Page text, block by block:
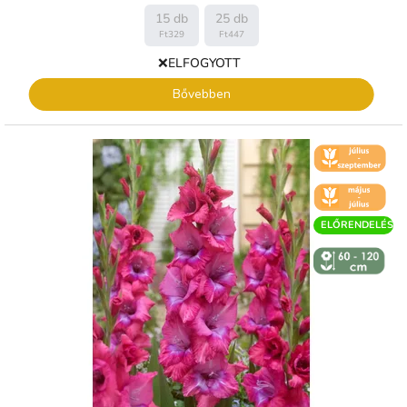
15 db
Ft329
25 db
Ft447
❌ELFOGYOTT
Bővebben
🌼 KVĚT -
ČERVENEC
🌼 KVĚT -
ČERVEN
ELŐRENDELÉS
↕️ VÝŠKA 60
- 120 CM